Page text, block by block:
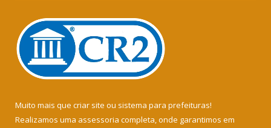
Muito mais que criar site ou sistema para prefeituras!
Realizamos uma assessoria completa, onde garantimos em